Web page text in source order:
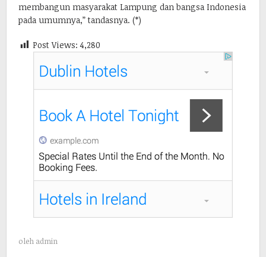
membangun masyarakat Lampung dan bangsa Indonesia
pada umumnya,” tandasnya. (*)
Post Views: 4,280
oleh admin